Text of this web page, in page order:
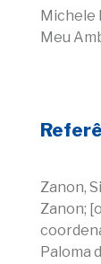
Michele
Meu
Zanon,
Zanon;
Paloma